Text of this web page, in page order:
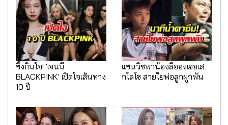
ซึ้งกินใจ! 'เจนนี่
BLACKPINK' เปิดใจเส้นทาง
10 ปี
แซนวิชพาน้องลีอองเจอเส
กโลโซ สายใยพ่อลูกผูกพัน